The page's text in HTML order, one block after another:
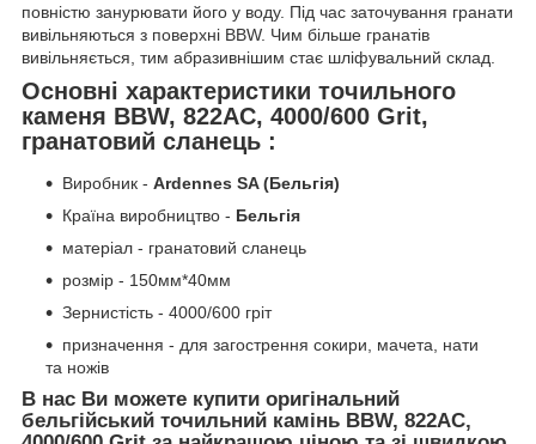
повністю занурювати його у воду. Під час заточування гранати
вивільняються з поверхні BBW. Чим більше гранатів
вивільняється, тим абразивнішим стає шліфувальний склад.
Основні характеристики точильного
каменя BBW, 822AC, 4000/600 Grit,
гранатовий сланець :
Виробник - Ardennes SA (Бельгія)
Країна виробництво - Бельгія
матеріал - гранатовий сланець
розмір - 150мм*40мм
Зернистість - 4000/600 гріт
призначення - для загострення сокири, мачета, нати
та ножів
В нас Ви можете купити оригінальний
бельгійський точильний камінь BBW, 822AC,